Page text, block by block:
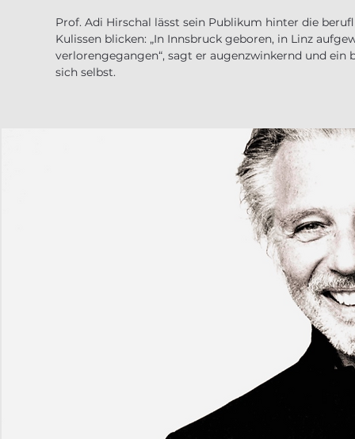
Prof. Adi Hirschal lässt sein Publikum hinter die
Kulissen blicken: „In Innsbruck geboren, in Linz
verlorengegangen“, sagt er augenzwinkernd und ein
sich selbst.